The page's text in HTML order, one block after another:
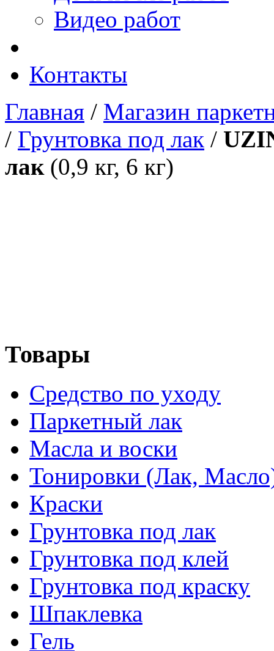
Видео работ
Контакты
Главная / Магазин
/ Грунтовка под лак /
лак(0,9 кг, 6 кг)
Товары
Средство по уходу
Паркетный лак
Масла и воски
Тонировки (Лак,
Краски
Грунтовка под лак
Грунтовка под клей
Грунтовка под краску
Шпаклевка
Гель